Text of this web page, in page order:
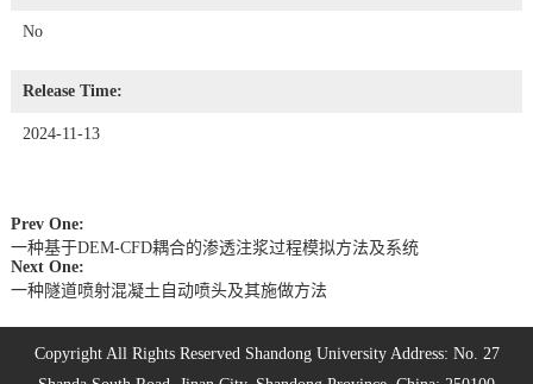
No
Release Time:
2024-11-13
Prev One:
一种基于DEM-CFD耦合的渗透注浆过程模拟方法及系统
Next One:
一种隧道喷射混凝土自动喷头及其施做方法
Copyright All Rights Reserved Shandong University Address: No. 27